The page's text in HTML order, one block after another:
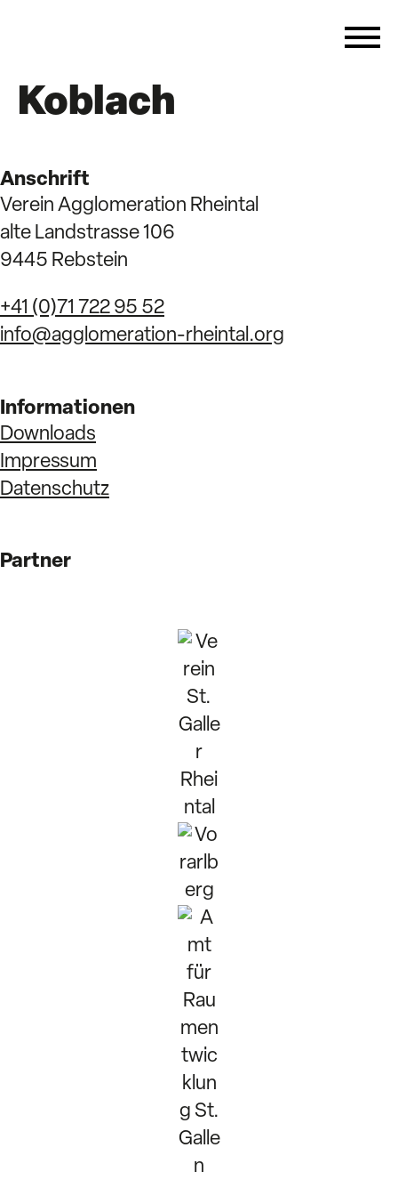
Koblach
Anschrift
Verein Agglomeration Rheintal
alte Landstrasse 106
9445 Rebstein
+41 (0)71 722 95 52
info@agglomeration-rheintal.org
Informationen
Downloads
Impressum
Datenschutz
Partner